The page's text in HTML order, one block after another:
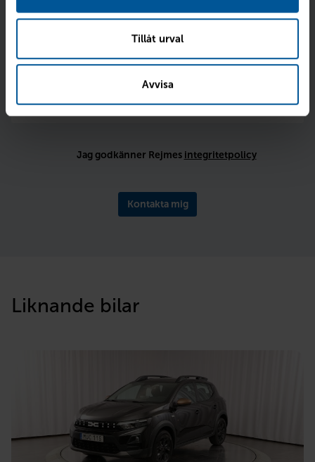
Tillåt urval
Avvisa
Jag godkänner Rejmes integritetpolicy
Kontakta mig
Liknande bilar